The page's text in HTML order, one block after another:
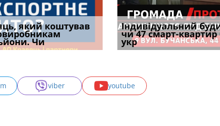
встановив для
шкоди
Документи, на яких не
проставляється
апостиль: пер
який коштував
Чи
Огляд практики ВС від
Ростислава Кравця, що
опублі
ТЦК при зміні
проживання:
судов
Індивідуальний
чи 47 смарт-квартир
укр
Восьмий ААС
підтвердив, що
може скас
viber youtube